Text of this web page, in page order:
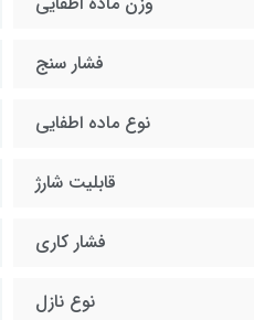
فشار سنج
نوع ماده اطفایی
قابلیت شارژ
فشار کاری
نوع نازل